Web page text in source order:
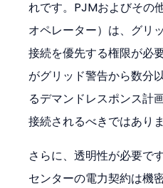
れです。PJMおよびその
オペレーター）は、グリ
接続を優先する権限が必
がグリッド警告から数分
るデマンドレスポンス計
接続されるべきではありま
さらに、透明性が必要で
センターの電力契約は機